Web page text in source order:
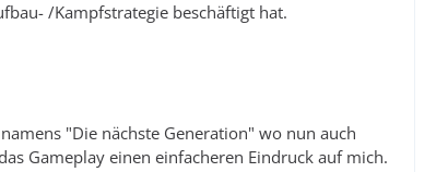
/Kampfstrategie beschäftigt hat.
"Die nächste Generation" wo nun auch
Gameplay einen einfacheren Eindruck auf mich.